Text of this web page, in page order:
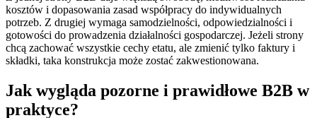
kosztów i dopasowania zasad współpracy do indywidualnych
potrzeb. Z drugiej wymaga samodzielności, odpowiedzialności i
gotowości do prowadzenia działalności gospodarczej. Jeżeli strony
chcą zachować wszystkie cechy etatu, ale zmienić tylko faktury i
składki, taka konstrukcja może zostać zakwestionowana.
Jak wygląda pozorne i prawidłowe B2B w
praktyce?